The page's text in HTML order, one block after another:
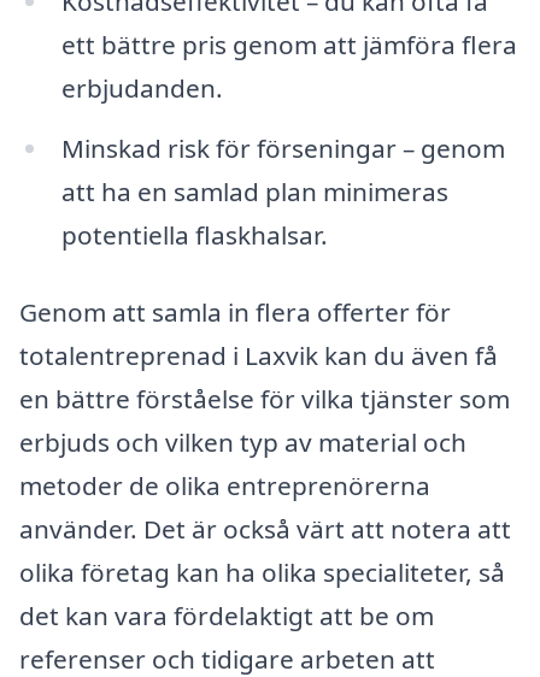
ett bättre pris genom att jämföra flera
erbjudanden.
Minskad risk för förseningar – genom
att ha en samlad plan minimeras
potentiella flaskhalsar.
Genom att samla in flera offerter för
totalentreprenad i Laxvik kan du även få
en bättre förståelse för vilka tjänster som
erbjuds och vilken typ av material och
metoder de olika entreprenörerna
använder. Det är också värt att notera att
olika företag kan ha olika specialiteter, så
det kan vara fördelaktigt att be om
referenser och tidigare arbeten att